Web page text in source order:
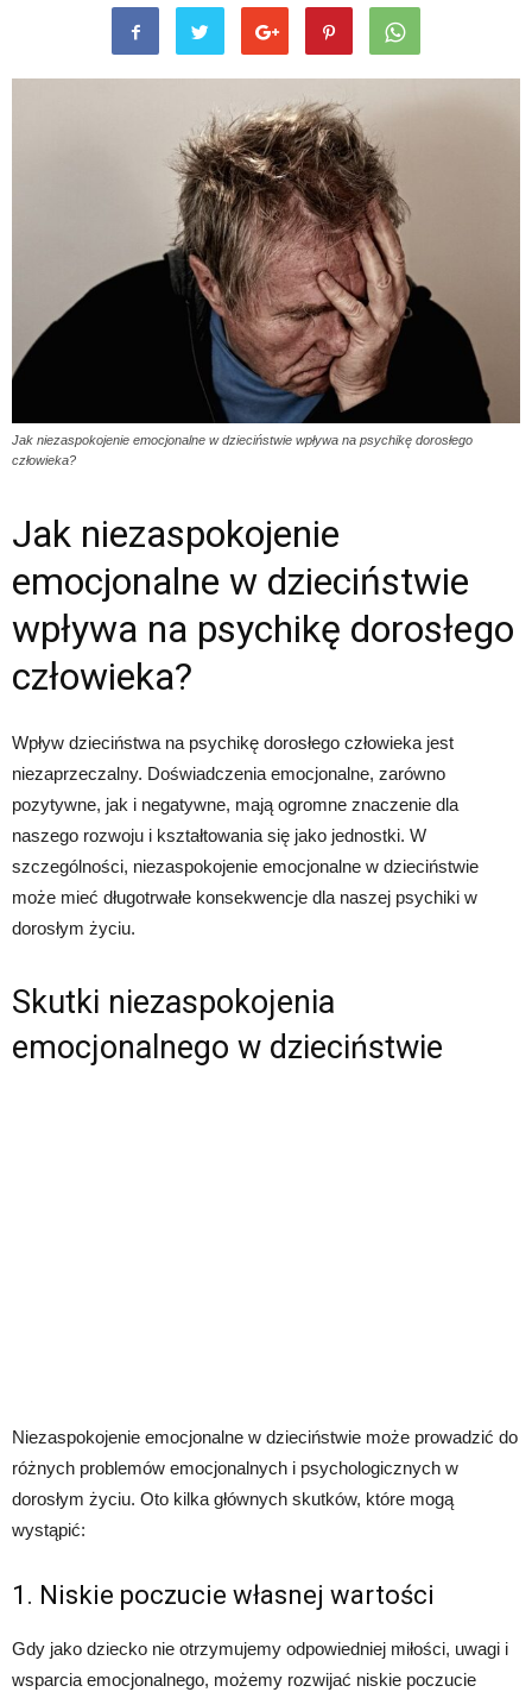
Jak niezaspokojenie emocjonalne w dzieciństwie wpływa na psychikę dorosłego
człowieka?
Jak niezaspokojenie
emocjonalne w dzieciństwie
wpływa na psychikę dorosłego
człowieka?
Wpływ dzieciństwa na psychikę dorosłego człowieka jest
niezaprzeczalny. Doświadczenia emocjonalne, zarówno
pozytywne, jak i negatywne, mają ogromne znaczenie dla
naszego rozwoju i kształtowania się jako jednostki. W
szczególności, niezaspokojenie emocjonalne w dzieciństwie
może mieć długotrwałe konsekwencje dla naszej psychiki w
dorosłym życiu.
Skutki niezaspokojenia
emocjonalnego w dzieciństwie
Niezaspokojenie emocjonalne w dzieciństwie może prowadzić do
różnych problemów emocjonalnych i psychologicznych w
dorosłym życiu. Oto kilka głównych skutków, które mogą
wystąpić:
1. Niskie poczucie własnej wartości
Gdy jako dziecko nie otrzymujemy odpowiedniej miłości, uwagi i
wsparcia emocjonalnego, możemy rozwijać niskie poczucie